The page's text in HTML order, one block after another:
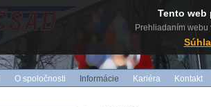
O spoločnosti Informácie Kariéra Kontakt
Tento web
Prehliadaním